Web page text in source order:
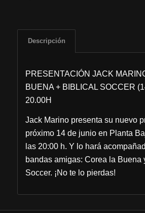
Descripción
PRESENTACIÓN JACK
BUENA + BIBLICAL SOCCER
20.00H
Jack Marino presenta su nuevo
próximo 14 de junio en Planta
las 20:00 h. Y lo hará
bandas amigas: Corea la Buena
Soccer. ¡No te lo pierdas!